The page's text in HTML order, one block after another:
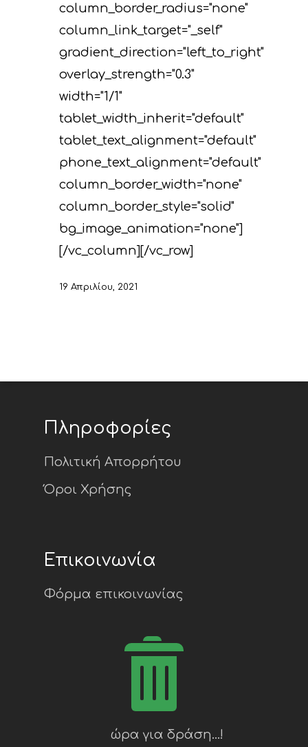
column_border_radius="none"
column_link_target="_self"
gradient_direction="left_to_right"
overlay_strength="0.3"
width="1/1"
tablet_width_inherit="default"
tablet_text_alignment="default"
phone_text_alignment="default"
column_border_width="none"
column_border_style="solid"
bg_image_animation="none"]
[/vc_column][/vc_row]
19 Απριλίου, 2021
Πληροφορίες
Πολιτική Απορρήτου
Όροι Χρήσης
Επικοινωνία
Φόρμα επικοινωνίας